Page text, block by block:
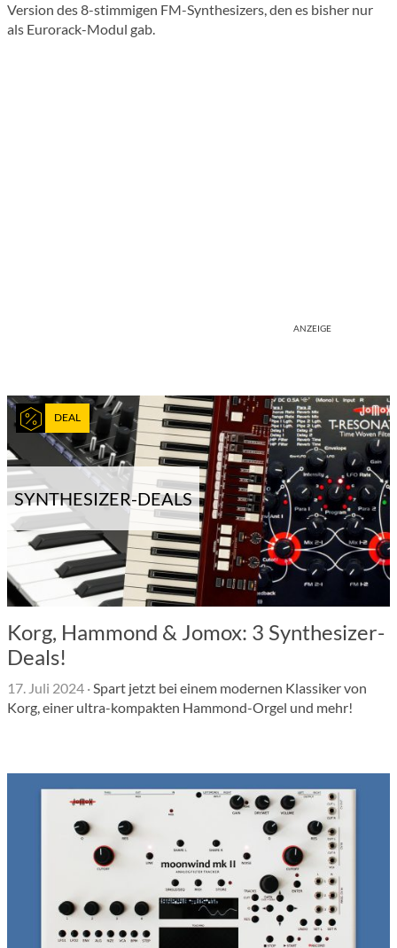
Version des 8-stimmigen FM-Synthesizers, den es bisher nur
als Eurorack-Modul gab.
ANZEIGE
SYNTHESIZER-DEALS
DEAL
Korg, Hammond & Jomox: 3 Synthesizer-
Deals!
17. Juli 2024 ·Spart jetzt bei einem modernen Klassiker von
Korg, einer ultra-kompakten Hammond-Orgel und mehr!